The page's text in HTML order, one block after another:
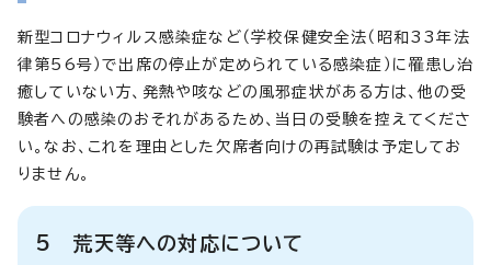
新型コロナウィルス感染症など（学校保健安全法（昭和33年法
律第56号）で出席の停止が定められている感染症）に罹患し治
癒していない方、発熱や咳などの風邪症状がある方は、他の受
験者への感染のおそれがあるため、当日の受験を控えてくださ
い。なお、これを理由とした欠席者向けの再試験は予定してお
りません。
5 荒天等への対応について